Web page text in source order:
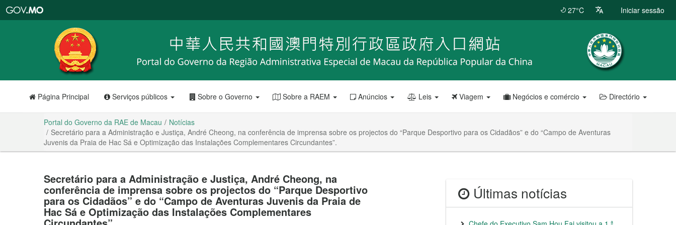
RAE
de
Macau
27°C Iniciar sessão
Página Principal Serviços públicos Sobre o Governo Sobre a RAEM Anúncios Leis Viagem Negócios e comércio Directório
Portal do Governo da RAE de Macau
Notícias
Secretário para a Administração e Justiça, André Cheong, na conferência de imprensa sobre os projectos do “Parque Desportivo para os Cidadãos” e do “Campo de Aventuras
Juvenis da Praia de Hac Sá e Optimização das Instalações Complementares Circundantes”.
Secretário para a Administração e Justiça, André Cheong, na
conferência de imprensa sobre os projectos do “Parque Desportivo
para os Cidadãos” e do “Campo de Aventuras Juvenis da Praia de
Hac Sá e Optimização das Instalações Complementares
Últimas notícias